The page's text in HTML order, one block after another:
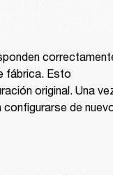
fábrica. Esto
original. Una
de